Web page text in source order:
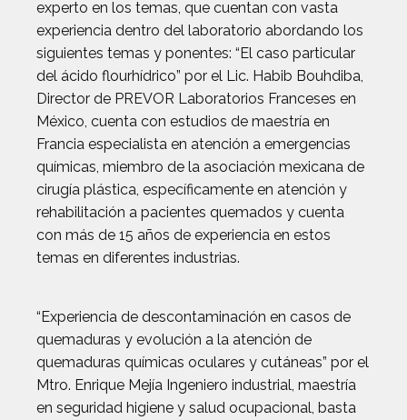
experto en los temas, que cuentan con vasta
experiencia dentro del laboratorio abordando los
siguientes temas y ponentes: “El caso particular
del ácido flourhídrico” por el Lic. Habib Bouhdiba,
Director de PREVOR Laboratorios Franceses en
México, cuenta con estudios de maestría en
Francia especialista en atención a emergencias
químicas, miembro de la asociación mexicana de
cirugía plástica, específicamente en atención y
rehabilitación a pacientes quemados y cuenta
con más de 15 años de experiencia en estos
temas en diferentes industrias.
“Experiencia de descontaminación en casos de
quemaduras y evolución a la atención de
quemaduras químicas oculares y cutáneas” por el
Mtro. Enrique Mejía Ingeniero industrial, maestría
en seguridad higiene y salud ocupacional, basta